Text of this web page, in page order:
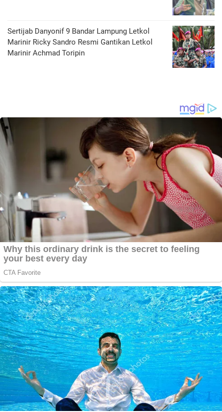
Sertijab Danyonif 9 Bandar Lampung Letkol
Marinir Ricky Sandro Resmi Gantikan Letkol
Marinir Achmad Toripin